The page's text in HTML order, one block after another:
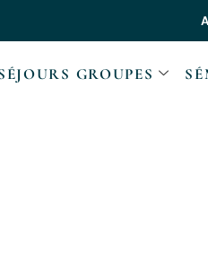
GROUPES